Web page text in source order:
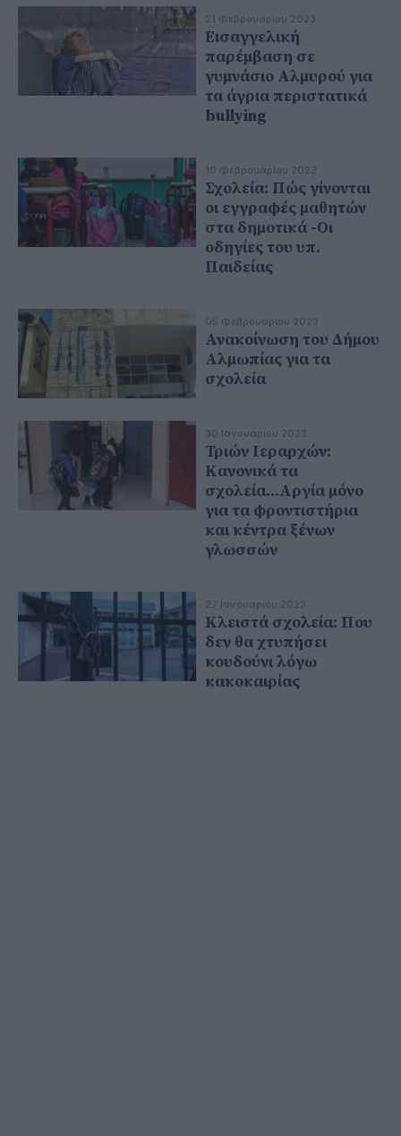
21 Φεβρουαρίου 2023
Εισαγγελική
παρέμβαση σε
γυμνάσιο Αλμυρού για
τα άγρια περιστατικά
bullying
10 Φεβρουαρίου 2023
Σχολεία: Πώς γίνονται
οι εγγραφές μαθητών
στα δημοτικά -Οι
οδηγίες του υπ.
Παιδείας
05 Φεβρουαρίου 2023
Ανακοίνωση του Δήμου
Αλμωπίας για τα
σχολεία
30 Ιανουαρίου 2023
Τριών Ιεραρχών:
Κανονικά τα
σχολεία...Αργία μόνο
για τα φροντιστήρια
και κέντρα ξένων
γλωσσών
27 Ιανουαρίου 2023
Κλειστά σχολεία: Που
δεν θα χτυπήσει
κουδούνι λόγω
κακοκαιρίας